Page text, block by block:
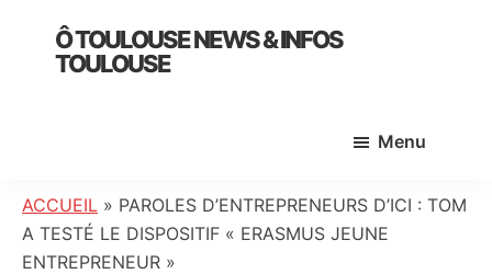
primary
Ô TOULOUSE NEWS & INFOS
TOULOUSE
:
info
locale,
Menu
ACCUEIL » PAROLES D’ENTREPRENEURS D’ICI : TOM
A TESTÉ LE DISPOSITIF « ERASMUS JEUNE
ENTREPRENEUR »